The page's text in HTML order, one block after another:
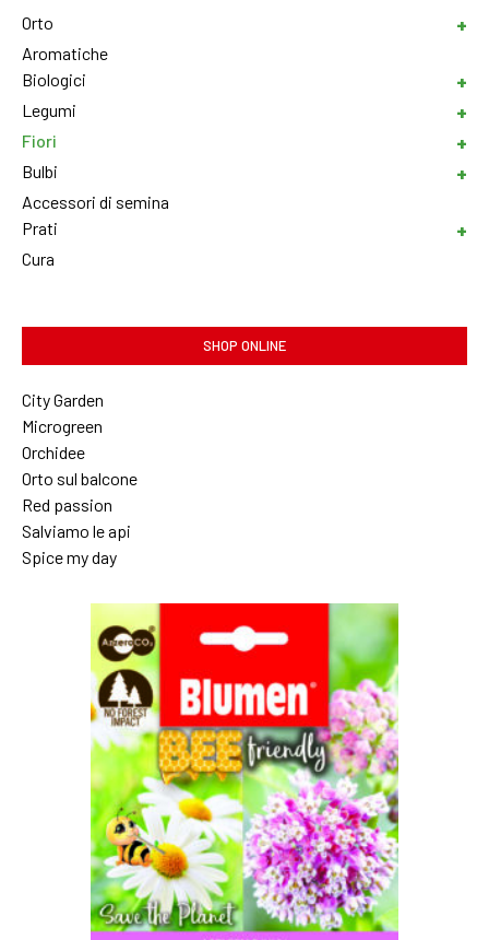
Orto
Aromatiche
Biologici
Legumi
Fiori
Bulbi
Accessori di semina
Prati
Cura
SHOP ONLINE
City Garden
Microgreen
Orchidee
Orto sul balcone
Red passion
Salviamo le api
Spice my day